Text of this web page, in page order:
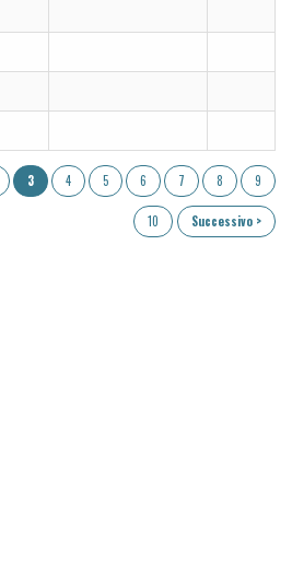
3 4 5 6 7 8 9
10 Successivo >